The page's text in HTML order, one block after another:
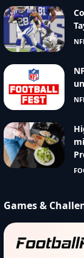
Games &